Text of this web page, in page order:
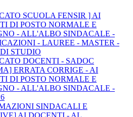
SCUOLA FENSIR ] AI
DI POSTO NORMALE E
- ALL'ALBO SINDACALE -
- LAUREE - MASTER -
STUDIO
DOCENTI - SADOC
ERRATA CORRIGE - AI
DI POSTO NORMALE E
- ALL'ALBO SINDACALE -
SINDACALI E